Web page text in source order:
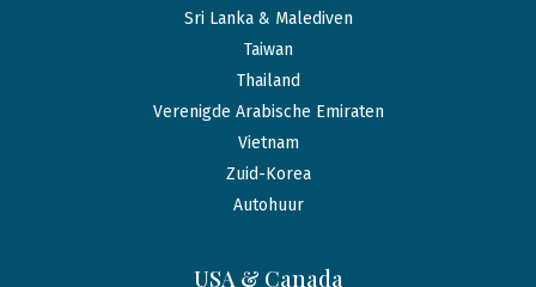
Sri Lanka & Malediven
Taiwan
Thailand
Verenigde Arabische Emiraten
Vietnam
Zuid-Korea
Autohuur
USA & Canada